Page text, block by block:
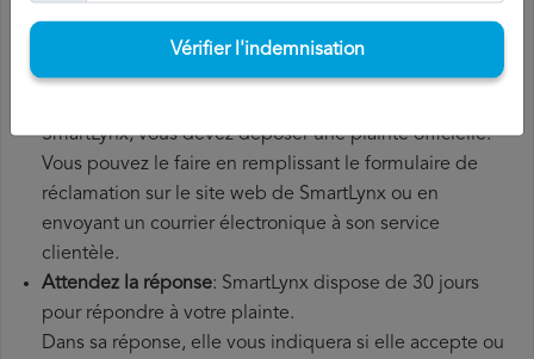
supplémentaires que vous avez éventuellement dû
Déposer unedemande de remboursement SmartLynx:
SmartLynx, vous devez déposer une plainte officielle.
Vous pouvez le faire en remplissant le formulaire de
réclamation sur le site web de SmartLynx ou en
envoyant un courrier électronique à son service
clientèle.
Attendez la réponse: SmartLynx dispose de 30 jours
pour répondre à votre plainte.
Dans sa réponse, elle vous indiquera si elle accepte ou
Vérifier l'indemnisation